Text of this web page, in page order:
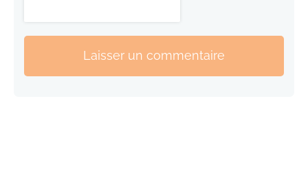
Laisser un commentaire